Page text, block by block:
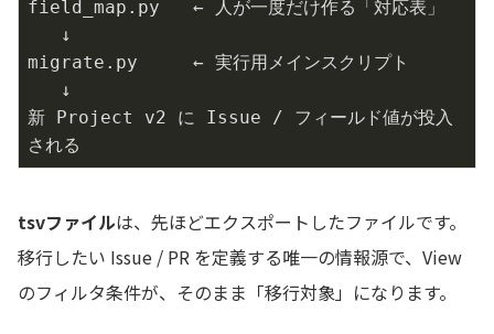
field_map.py   ← 人が一度だけ作る「対応表」
migrate.py     ← 実行用メインスクリプト
新 Project v2 に Issue / フィールド値が投入
される
tsvファイルは、先ほどエクスポートしたファイルです。
移行したい Issue / PR を定義する唯一の情報源で、View
のフィルタ条件が、そのまま「移行対象」になります。